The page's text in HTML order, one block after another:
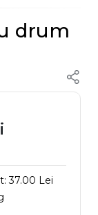
drum
37.00 Lei